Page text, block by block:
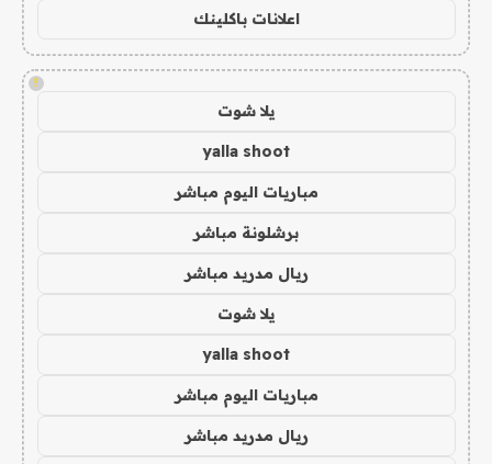
اعلانات باكلينك
!
يلا شوت
yalla shoot
مباريات اليوم مباشر
برشلونة مباشر
ريال مدريد مباشر
يلا شوت
yalla shoot
مباريات اليوم مباشر
ريال مدريد مباشر